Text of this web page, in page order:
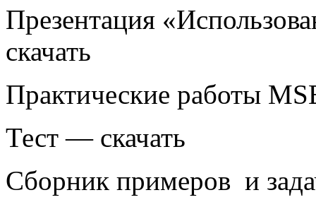
Презентация
скачать
Практические работы
Тест — скачать
Сборник примеров и